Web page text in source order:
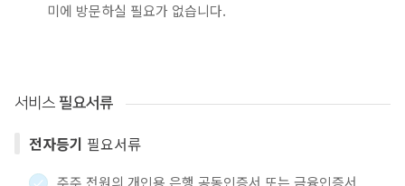
미에 방문하실 필요가 없습니다.
서비스 필요서류
전자등기 필요서류
주주 전원의 개인용 은행 공동인증서 또는 금융인증서